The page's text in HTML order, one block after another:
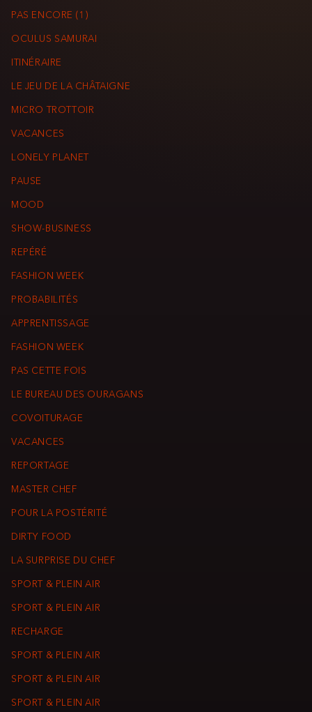
PAS ENCORE (1)
OCULUS SAMURAI
ITINÉRAIRE
LE JEU DE LA CHÂTAIGNE
MICRO TROTTOIR
VACANCES
LONELY PLANET
PAUSE
MOOD
SHOW-BUSINESS
REPÉRÉ
FASHION WEEK
PROBABILITÉS
APPRENTISSAGE
FASHION WEEK
PAS CETTE FOIS
LE BUREAU DES OURAGANS
COVOITURAGE
VACANCES
REPORTAGE
MASTER CHEF
POUR LA POSTÉRITÉ
DIRTY FOOD
LA SURPRISE DU CHEF
SPORT & PLEIN AIR
SPORT & PLEIN AIR
RECHARGE
SPORT & PLEIN AIR
SPORT & PLEIN AIR
SPORT & PLEIN AIR